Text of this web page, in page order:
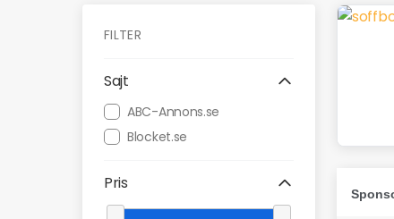
FILTER
Sajt
ABC-Annons.se
Blocket.se
Pris